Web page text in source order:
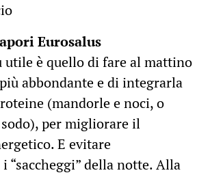
Eurosalus
è quello di fare al mattino
abbondante e di integrarla
(mandorle e noci, o
per migliorare il
E evitare
“saccheggi” della notte. Alla